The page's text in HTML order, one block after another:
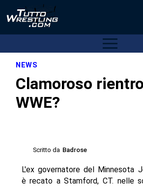
NEWS
Clamoroso
WWE?
Scritto da Badrose
L'ex governatore del Minnesota
è recato a Stamford, CT. nelle